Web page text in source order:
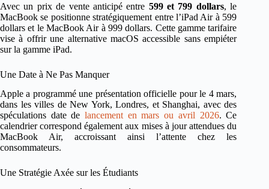
Avec un prix de vente anticipé entre 599 et 799 dollars, le
MacBook se positionne stratégiquement entre l’iPad Air à 599
dollars et le MacBook Air à 999 dollars. Cette gamme tarifaire
vise à offrir une alternative macOS accessible sans empiéter
sur la gamme iPad.
Une Date à Ne Pas Manquer
Apple a programmé une présentation officielle pour le 4 mars,
dans les villes de New York, Londres, et Shanghai, avec des
spéculations date delancement en mars ou avril 2026. Ce
calendrier correspond également aux mises à jour attendues du
MacBook Air, accroissant ainsi l’attente chez les
consommateurs.
Une Stratégie Axée sur les Étudiants